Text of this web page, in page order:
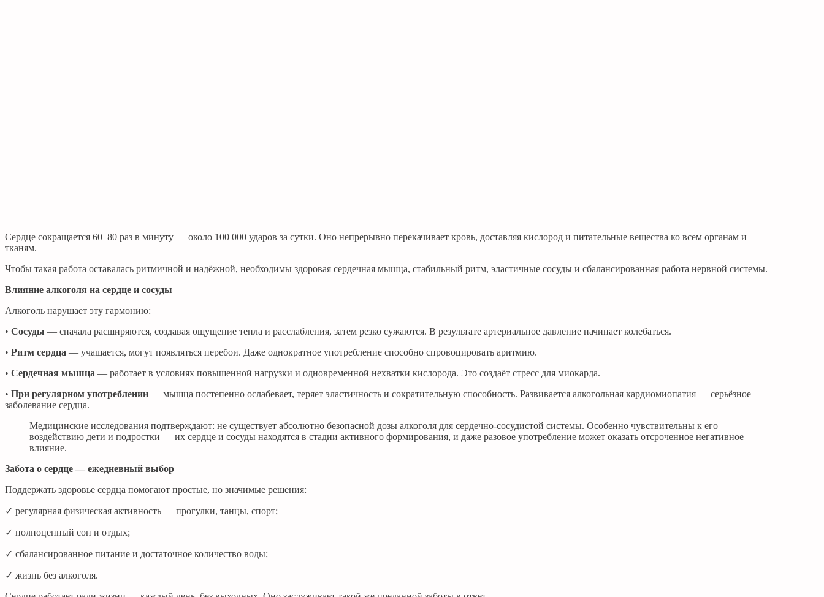
Сердце сокращается 60–80 раз в минуту — около 100 000 ударов за сутки. Оно непрерывно перекачивает кровь, доставляя кислород и питательные вещества ко всем органам и
тканям.
Чтобы такая работа оставалась ритмичной и надёжной, необходимы здоровая сердечная мышца, стабильный ритм, эластичные сосуды и сбалансированная работа нервной системы.
Влияние алкоголя на сердце и сосуды
Алкоголь нарушает эту гармонию:
• Сосуды — сначала расширяются, создавая ощущение тепла и расслабления, затем резко сужаются. В результате артериальное давление начинает колебаться.
• Ритм сердца — учащается, могут появляться перебои. Даже однократное употребление способно спровоцировать аритмию.
• Сердечная мышца — работает в условиях повышенной нагрузки и одновременной нехватки кислорода. Это создаёт стресс для миокарда.
• При регулярном употреблении — мышца постепенно ослабевает, теряет эластичность и сократительную способность. Развивается алкогольная кардиомиопатия — серьёзное
заболевание сердца.
Медицинские исследования подтверждают: не существует абсолютно безопасной дозы алкоголя для сердечно-сосудистой системы. Особенно чувствительны к его
воздействию дети и подростки — их сердце и сосуды находятся в стадии активного формирования, и даже разовое употребление может оказать отсроченное негативное
влияние.
Забота о сердце — ежедневный выбор
Поддержать здоровье сердца помогают простые, но значимые решения:
✓ регулярная физическая активность — прогулки, танцы, спорт;
✓ полноценный сон и отдых;
✓ сбалансированное питание и достаточное количество воды;
✓ жизнь без алкоголя.